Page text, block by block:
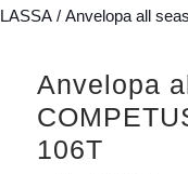
LASSA / Anvelopa all
Anvelopa
106T